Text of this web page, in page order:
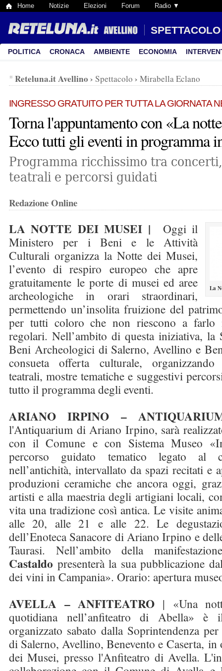
Home Notizie Elezioni Forum Radio ▼
SPETTACOLO
POLITICA CRONACA AMBIENTE ECONOMIA
Reteluna.it Avellino › Spettacolo › Mirabella Eclano
INGRESSO GRATUITO PER TUTTA LA GIORNATA
Torna l'appuntamento con «La
Ecco tutti gli eventi in programma
Programma ricchissimo tra
teatrali e percorsi guidati
Redazione Online
La
LA NOTTE DEI MUSEI |
Oggi il
Ministero per i Beni e le Attività
Culturali organizza la Notte dei Musei,
l’evento di respiro europeo che apre
gratuitamente le porte di musei ed aree
archeologiche in orari straordinari,
permettendo un’insolita fruizione del
per tutti coloro che non riescono a
regolari. Nell’ambito di questa iniziativa, la
Beni Archeologici di Salerno, Avellino e
consueta offerta culturale,
teatrali, mostre tematiche e suggestivi
tutto il programma degli eventi.
ARIANO IRPINO –
l'Antiquarium di Ariano Irpino, sarà
con il Comune e con Sistema Museo
percorso guidato tematico legato al
nell’antichità, intervallato da spazi recitati e
produzioni ceramiche che ancora oggi,
artisti e alla maestria degli artigiani locali,
vita una tradizione così antica. Le visite
alle 20, alle 21 e alle 22. Le
dell’Enoteca Sanacore di Ariano Irpino e
Taurasi. Nell’ambito della
Castaldo presenterà la sua pubblicazione
dei vini in Campania». Orario: apertura
AVELLA – ANFITEATRO | «Una
quotidiana nell’anfiteatro di Abella» è
organizzato sabato dalla Soprintendenza
di Salerno, Avellino, Benevento e Caserta, in
dei Musei, presso l'Anfiteatro di Avella.